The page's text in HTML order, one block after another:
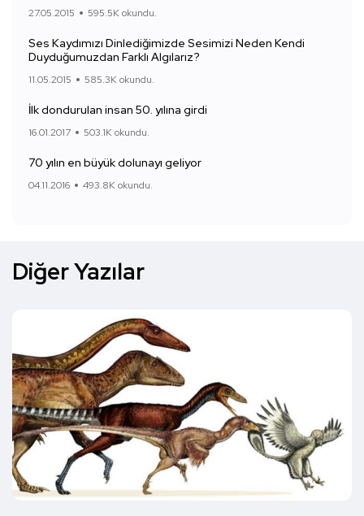
27.05.2015 595.5K okundu.
Ses Kaydımızı Dinlediğimizde Sesimizi Neden Kendi
Duyduğumuzdan Farklı Algılarız?
11.05.2015 585.3K okundu.
İlk dondurulan insan 50. yılına girdi
16.01.2017 503.1K okundu.
70 yılın en büyük dolunayı geliyor
04.11.2016 493.8K okundu.
Diğer Yazılar